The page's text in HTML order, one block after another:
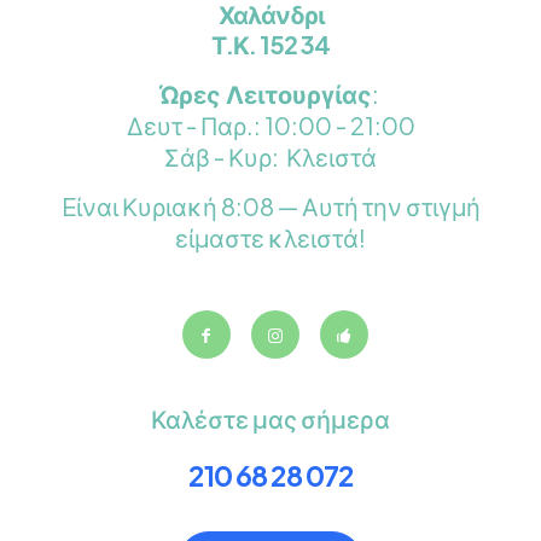
Χαλάνδρι
Τ.Κ. 152 34
Ώρες Λειτουργίας:
Δευτ - Παρ.: 10:00 - 21:00
Σάβ - Κυρ: Κλειστά
EίναιΚυριακή 8:08 — Αυτή την στιγμή
είμαστε κλειστά!
Καλέστε μας σήμερα
210 68 28 072